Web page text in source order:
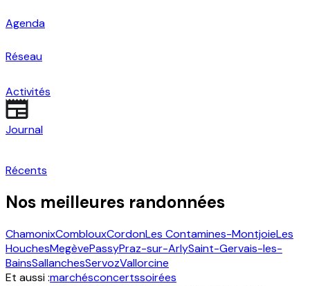
Agenda
Réseau
Activités
Journal
Récents
Nos meilleures randonnées
ChamonixComblouxCordonLes Contamines-MontjoieLes
HouchesMegèvePassyPraz-sur-ArlySaint-Gervais-les-
BainsSallanchesServozVallorcine
Et aussi :marchésconcertssoirées